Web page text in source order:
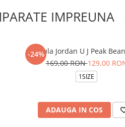
IMPREUNA
-24%
Caciula Jordan U J Peak
169,00 RON129,00
1SIZE
ADAUGA IN COS